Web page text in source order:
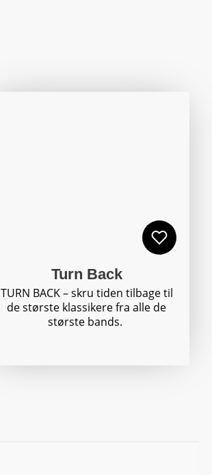
Turn Back
TURN BACK – skru tiden tilbage til
de største klassikere fra alle de
største bands.